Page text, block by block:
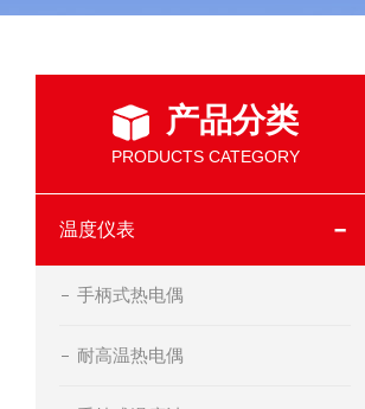
产品分类
PRODUCTS CATEGORY
温度仪表
手柄式热电偶
耐高温热电偶